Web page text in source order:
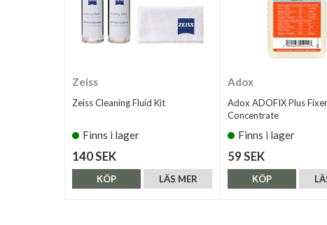
Zeiss
Zeiss Cleaning Fluid Kit
Finns i lager
140 SEK
LÄS MER
KÖP
Adox
Adox ADOFIX Plus
Concentrate
Finns i lager
59 SEK
KÖP